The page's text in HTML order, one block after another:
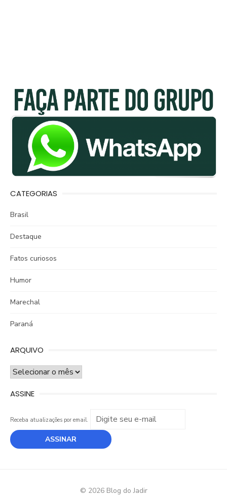
CATEGORIAS
Brasil
Destaque
Fatos curiosos
Humor
Marechal
Paraná
ARQUIVO
ARQUIVO
ASSINE
Receba atualizações por email.
© 2026 Blog do Jadir